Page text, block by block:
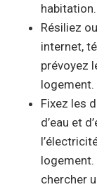
habitation.
Résiliez
internet,
prévoyez
logement.
Fixez les
d’eau et
logement.
chercher